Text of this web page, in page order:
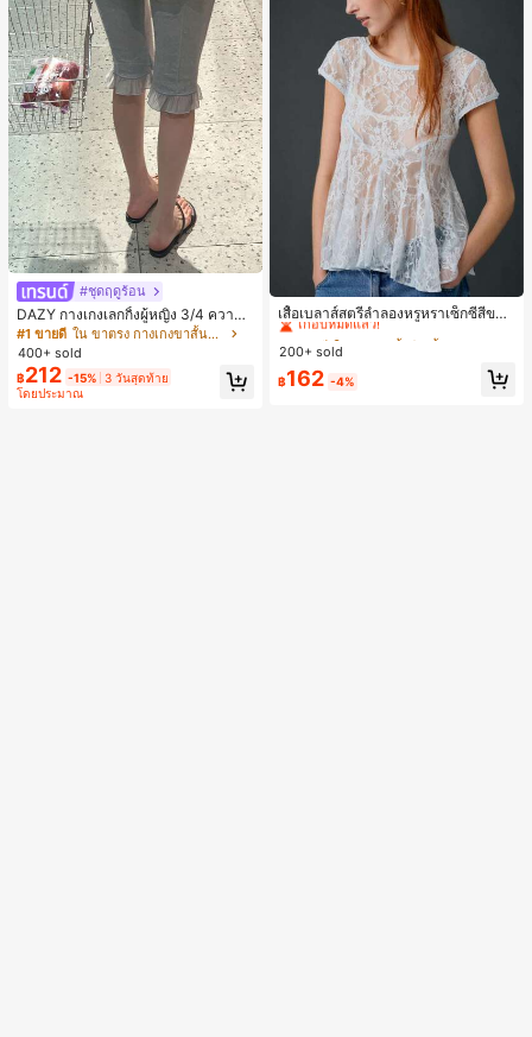
#ชุดฤดูร้อน
DAZY กางเกงเลกกิ้งผู้หญิง 3/4 ความย
าวขา ทรงเข้ารูป แต่งลูกไม้แบบปะติด
ลำลอง สำหรับวันหยุดฤดูร้อน
#1 ขายดี
ใน ขาตรง กางเกงขาสั้นผู้หญิง
400+ sold
฿212 -15% 3 วันสุดท้าย
โดยประมาณ
เสื้อเบลาส์สตรีลำลองหรูหราเซ็กซี่สีขาว
จับจีบลูกไม้เปิดหลังสำหรับฤดูร้อน
#1 ขายดี
เกือบหมดแล้ว!
#1 ขายดี
เกือบหมดแล้ว!
#1 ขายดี
เกือบหมดแล้ว!
#1 ขายดี
ใน หลวม เสื้อยืดเนื้อนุ่มสำหรับใส่ทุกวัน
200+ sold
฿162 -4%